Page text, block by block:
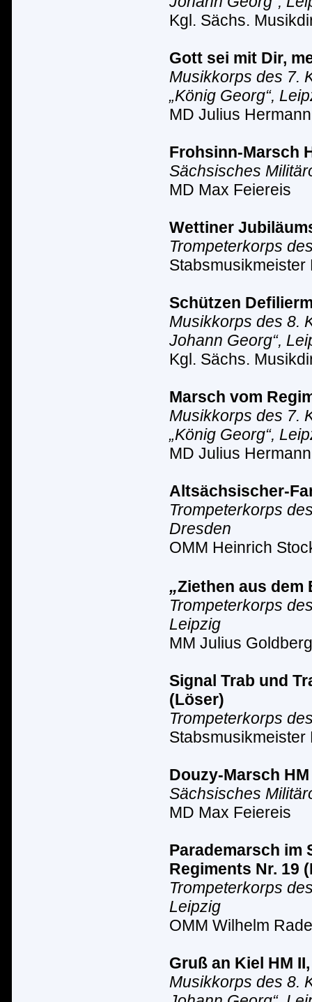
Kgl. Sächs.
Gott sei mit Dir,
Musikkorps des 7.
„König Georg“,
MD Julius
Frohsinn-Marsch
Sächsisches Militä
MD Max Feiereis
Wettiner
Trompeterkorps
Stabsmusikmeister
Schützen
Musikkorps des 8.
Johann Georg“,
Kgl. Sächs.
Marsch vom
Musikkorps des 7.
„König Georg“,
MD Julius
Altsächsischer-
Trompeterkorps
Dresden
OMM Heinrich
„Ziethen aus dem
Trompeterkorps
Leipzig
MM Julius Goldberg
Signal Trab und
(Löser)
Trompeterkorps
Stabsmusikmeister
Douzy-Marsch
Sächsisches Militä
MD Max Feiereis
Parademarsch im
Regiments Nr. 19
Trompeterkorps
Leipzig
OMM Wilhelm
Gruß an Kiel HM
Musikkorps des 8.